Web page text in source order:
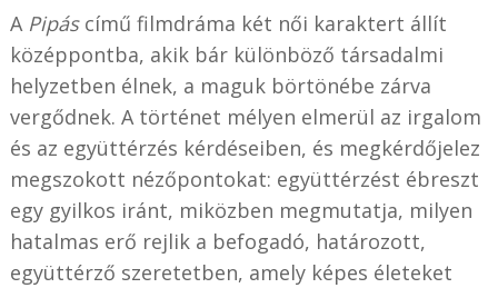
A Pipáscímű filmdráma két női karaktert állít
középpontba, akik bár különböző társadalmi
helyzetben élnek, a maguk börtönébe zárva
vergődnek. A történet mélyen elmerül az irgalom
és az együttérzés kérdéseiben, és megkérdőjelez
megszokott nézőpontokat: együttérzést ébreszt
egy gyilkos iránt, miközben megmutatja, milyen
hatalmas erő rejlik a befogadó, határozott,
együttérző szeretetben, amely képes életeket